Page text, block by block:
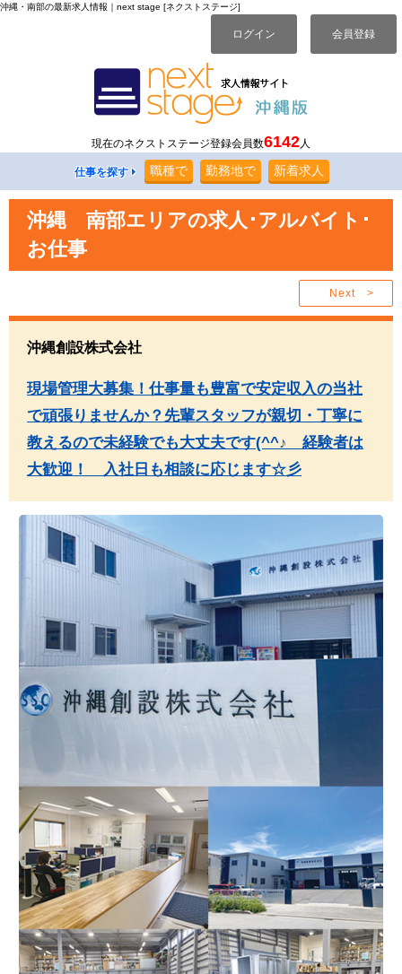
沖縄・南部の最新求人情報｜next stage [ネクストステージ]
ログイン 会員登録
現在のネクストステージ登録会員数6142人
仕事を探す 職種で 勤務地で 新着求人
沖縄 南部エリアの求人･アルバイト･
お仕事
Next >
沖縄創設株式会社
現場管理大募集！仕事量も豊富で安定収入の当社
で頑張りませんか？先輩スタッフが親切・丁寧に
教えるので未経験でも大丈夫です(^^♪ 経験者は
大歓迎！ 入社日も相談に応じます☆彡